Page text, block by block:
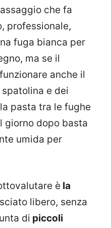
che fa
professionale,
fuga bianca per
ma se il
anche il
e dei
pasta tra le fughe
giorno dopo basta
umida per
è la
libero, senza
di piccoli